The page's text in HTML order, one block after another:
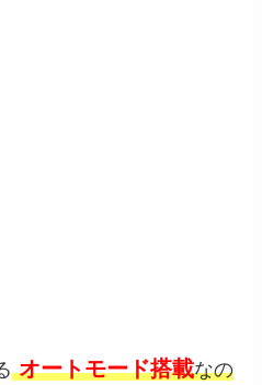
オートモード搭載なの